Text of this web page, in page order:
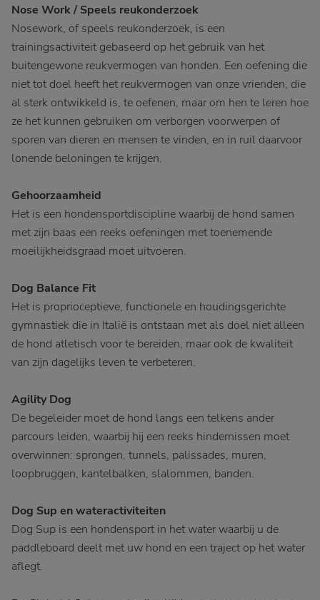
Nose Work / Speels reukonderzoek
Nosework, of speels reukonderzoek, is een
trainingsactiviteit gebaseerd op het gebruik van het
buitengewone reukvermogen van honden. Een oefening die
niet tot doel heeft het reukvermogen van onze vrienden, die
al sterk ontwikkeld is, te oefenen, maar om hen te leren hoe
ze het kunnen gebruiken om verborgen voorwerpen of
sporen van dieren en mensen te vinden, en in ruil daarvoor
lonende beloningen te krijgen.
Gehoorzaamheid
Het is een hondensportdiscipline waarbij de hond samen
met zijn baas een reeks oefeningen met toenemende
moeilijkheidsgraad moet uitvoeren.
Dog Balance Fit
Het is proprioceptieve, functionele en houdingsgerichte
gymnastiek die in Italië is ontstaan met als doel niet alleen
de hond atletisch voor te bereiden, maar ook de kwaliteit
van zijn dagelijks leven te verbeteren.
Agility Dog
De begeleider moet de hond langs een telkens ander
parcours leiden, waarbij hij een reeks hindernissen moet
overwinnen: sprongen, tunnels, palissades, muren,
loopbruggen, kantelbalken, slalommen, banden.
Dog Sup en wateractiviteiten
Dog Sup is een hondensport in het water waarbij u de
paddleboard deelt met uw hond en een traject op het water
aflegt.